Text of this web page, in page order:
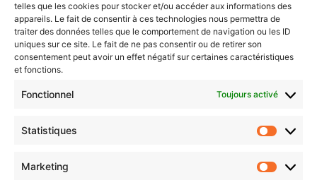
telles que les cookies pour stocker et/ou accéder aux informations des
appareils. Le fait de consentir à ces technologies nous permettra de
traiter des données telles que le comportement de navigation ou les ID
uniques sur ce site. Le fait de ne pas consentir ou de retirer son
consentement peut avoir un effet négatif sur certaines caractéristiques
et fonctions.
Fonctionnel Toujours activé
Statistiques
Marketing
Newsletter gratuite
Choisissez : matin, soir ou hebdo ?
votre